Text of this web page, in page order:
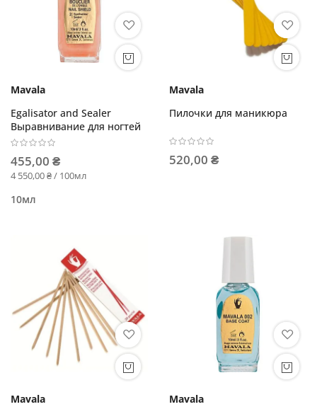
Mavala
Egalisator and Sealer
Выравнивание для ногтей
455,00 ₴
4 550,00 ₴ / 100мл
10мл
Mavala
Пилочки для маникюра
520,00 ₴
Mavala
Mavala